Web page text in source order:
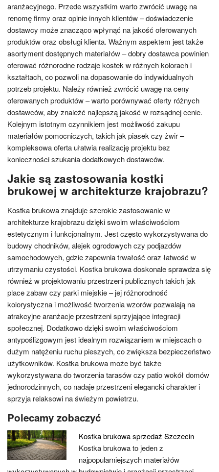
aranżacyjnego. Przede wszystkim warto zwrócić uwagę na
renomę firmy oraz opinie innych klientów – doświadczenie
dostawcy może znacząco wpłynąć na jakość oferowanych
produktów oraz obsługi klienta. Ważnym aspektem jest także
asortyment dostępnych materiałów – dobry dostawca powinien
oferować różnorodne rodzaje kostek w różnych kolorach i
kształtach, co pozwoli na dopasowanie do indywidualnych
potrzeb projektu. Należy również zwrócić uwagę na ceny
oferowanych produktów – warto porównywać oferty różnych
dostawców, aby znaleźć najlepszą jakość w rozsądnej cenie.
Kolejnym istotnym czynnikiem jest możliwość zakupu
materiałów pomocniczych, takich jak piasek czy żwir –
kompleksowa oferta ułatwia realizację projektu bez
konieczności szukania dodatkowych dostawców.
Jakie są zastosowania kostki
brukowej w architekturze krajobrazu?
Kostka brukowa znajduje szerokie zastosowanie w
architekturze krajobrazu dzięki swoim właściwościom
estetycznym i funkcjonalnym. Jest często wykorzystywana do
budowy chodników, alejek ogrodowych czy podjazdów
samochodowych, gdzie zapewnia trwałość oraz łatwość w
utrzymaniu czystości. Kostka brukowa doskonale sprawdza się
również w projektowaniu przestrzeni publicznych takich jak
place zabaw czy parki miejskie – jej różnorodność
kolorystyczna i możliwość tworzenia wzorów pozwalają na
atrakcyjne aranżacje przestrzeni sprzyjające integracji
społecznej. Dodatkowo dzięki swoim właściwościom
antypoślizgowym jest idealnym rozwiązaniem w miejscach o
dużym natężeniu ruchu pieszych, co zwiększa bezpieczeństwo
użytkowników. Kostka brukowa może być także
wykorzystywana do tworzenia tarasów czy patio wokół domów
jednorodzinnych, co nadaje przestrzeni elegancki charakter i
sprzyja relaksowi na świeżym powietrzu.
Polecamy zobaczyć
Kostka brukowa sprzedaż Szczecin
Kostka brukowa to jeden z
najpopularniejszych materiałów